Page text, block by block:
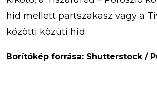
híd mellett partszakasz vagy a
közötti közúti híd.
Borítókép forrása: Shutterstock /